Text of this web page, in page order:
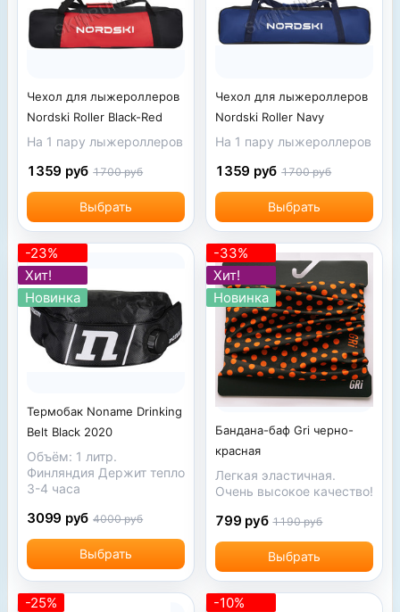
Чехол для лыжероллеров
Nordski Roller Black-Red
На 1 пару лыжероллеров
Выбрать
1359 руб 1700 руб
Чехол для лыжероллеров
Nordski Roller Navy
На 1 пару лыжероллеров
Выбрать
1359 руб 1700 руб
-23%
Хит!
Новинка
Термобак Noname Drinking
Belt Black 2020
Объём: 1 литр.
Финляндия Держит тепло
3-4 часа
Выбрать
3099 руб 4000 руб
-33%
Хит!
Новинка
Бандана-баф Gri черно-
красная
Легкая эластичная.
Очень высокое качество!
Выбрать
799 руб 1190 руб
-25%
-10%